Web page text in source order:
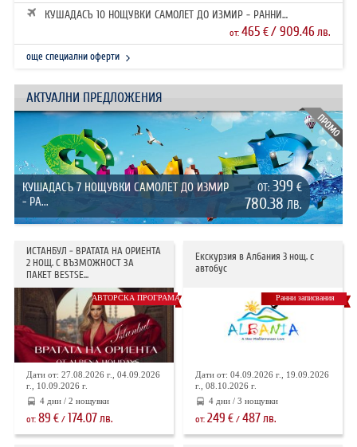
КУШАДАСЪ 10 НОЩУВКИ САМОЛЕТ ДО ИЗМИР - РАННИ
от:465 €/ 909.46лв.
още специални оферти
АКТУАЛНИ ПРЕДЛОЖЕНИЯ
КУШАДАСЪ 7 НОЩУВКИ САМОЛЕТ ДО ИЗМИР
- РА...
ОТ: 399 €
780.38 ЛВ.
ИСТАНБУЛ - ВРАТАТА НА ОРИЕНТА
2 НОЩ. С ВЪЗМОЖНОСТ ЗА
ПАКЕТ BESTSE...
АВТОРСКА ПРОГРАМА
Дати от: 27.08.2026 г., 04.09.2026
г., 10.09.2026 г.
4 дни / 2 нощувки
от: 89 €/ 174.07лв.
Екскурзия в Албания 3 нощ. с
автобус
Ранни записвания
Дати от: 04.09.2026 г., 19.09.2026
г., 08.10.2026 г.
4 дни / 3 нощувки
от:249 € /487лв.